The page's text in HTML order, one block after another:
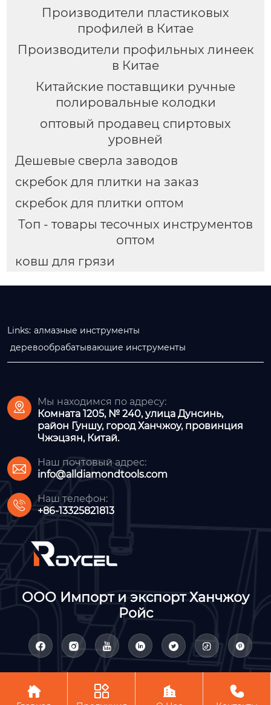
Производители пластиковых
профилей в Китае
Производители профильных линеек
в Китае
Китайские поставщики ручные
полировальные колодки
оптовый продавец спиртовых
уровней
Дешевые сверла заводов
скребок для плитки на заказ
скребок для плитки оптом
Топ - товары тесочных инструментов
оптом
ковш для грязи
Links: алмазные инструменты
деревообрабатывающие инструменты

Мы находимся по адресу:
Комната 1205, № 240, улица Дунсинь,
район Гуншу, город Ханчжоу, провинция
Чжэцзян, Китай.

Наш почтовый адрес:
info@alldiamondtools.com

Наш телефон:
+86-13325821813
ООО Импорт и экспорт Ханчжоу
Ройс
      
Авторское право©ООО Импорт и экспорт Ханчжоу Ройс
   